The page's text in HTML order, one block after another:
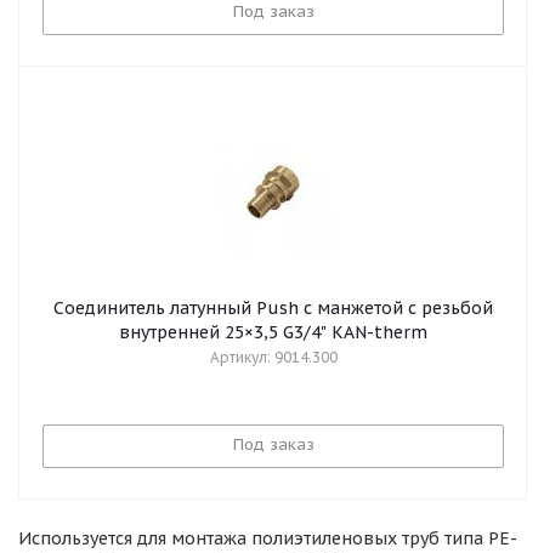
Под заказ
Соединитель латунный Push с манжетой с резьбой
внутренней 25×3,5 G3/4" KAN-therm
Артикул: 9014.300
Под заказ
Используется для монтажа полиэтиленовых труб типа PE-